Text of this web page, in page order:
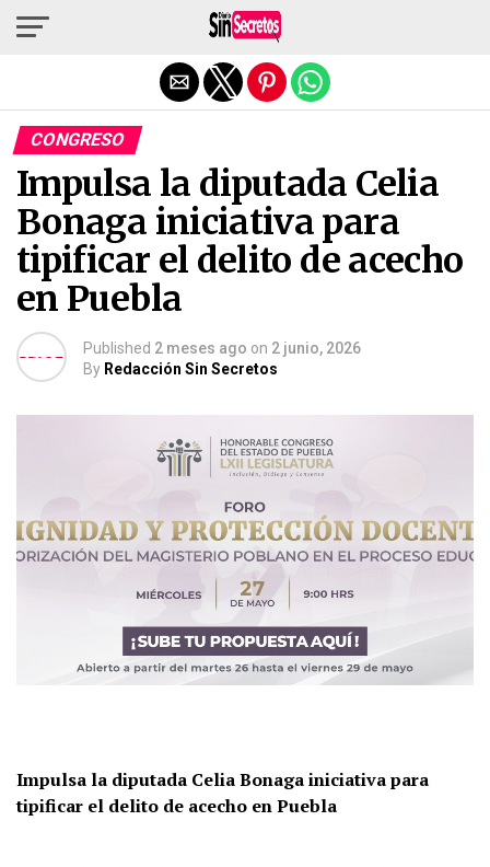
CONGRESO
Impulsa la diputada Celia
Bonaga iniciativa para
tipificar el delito de acecho
en Puebla
Published 2 meses ago on 2 junio, 2026
By Redacción Sin Secretos
Impulsa la diputada Celia Bonaga iniciativa para
tipificar el delito de acecho en Puebla
Salir de la versión móvil